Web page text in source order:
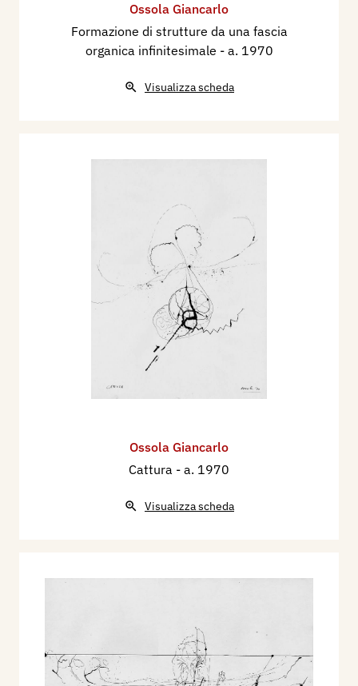
Ossola Giancarlo
Formazione di strutture da una fascia
organica infinitesimale - a. 1970
Visualizza scheda
Ossola Giancarlo
Cattura - a. 1970
Visualizza scheda